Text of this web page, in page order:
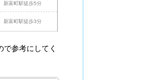
新富町駅徒歩5分
新富町駅徒歩3分
参考にしてく